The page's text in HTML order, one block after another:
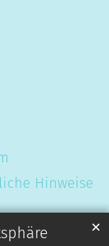
✕
Hinweise